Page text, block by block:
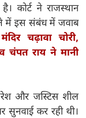
कोर्ट ने राजस्थान
में इस संबंध में जवाब
चढ़ावा चोरी,
चंपत राय ने मानी
और जस्टिस शील
सुनवाई कर रही थी।